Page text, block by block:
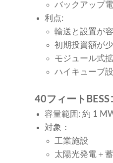
バックアップ
利点:
輸送と設置が
初期投資額が
モジュール式
ハイキューブ
40フィートBESS
容量範囲: 約 1
対象：
工業施設
太陽光発電＋